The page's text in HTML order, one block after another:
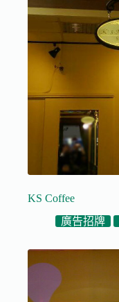
KS Coffee
廣告招牌